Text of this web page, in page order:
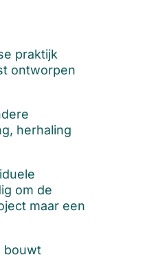
praktijk
ontworpen
herhaling
om de
maar een
bouwt